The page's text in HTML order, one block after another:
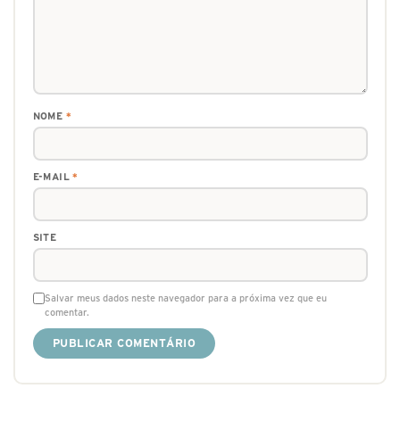
NOME *
E-MAIL*
SITE
Salvar meus dados neste navegador para a próxima vez que eu
comentar.